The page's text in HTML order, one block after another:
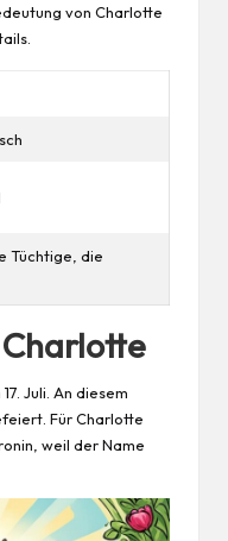
von Charlotte
Tüchtige, die
Juli. An diesem
Für Charlotte
weil der Name